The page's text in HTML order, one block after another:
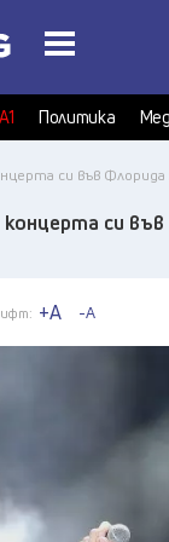
А1 Политика
си във Флорида
си
+A -A